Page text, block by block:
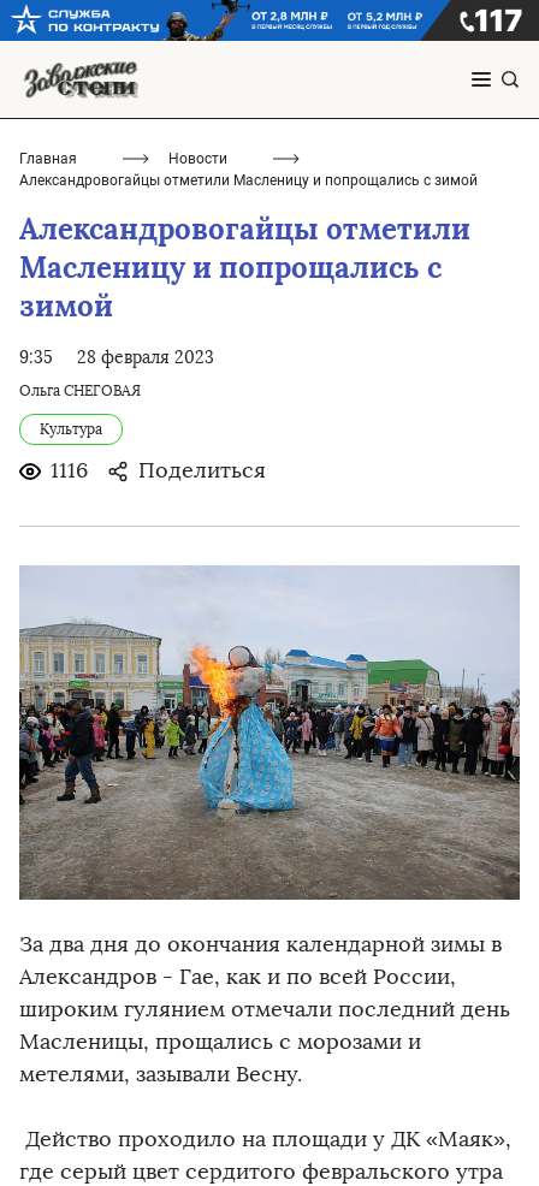
Главная
Новости
Александровогайцы отметили Масленицу и попрощались с зимой
Александровогайцы отметили
Масленицу и попрощались с
зимой
9:35 28 февраля 2023
Ольга СНЕГОВАЯ
Культура
1116 Поделиться
За два дня до окончания календарной зимы в
Александров - Гае, как и по всей России,
широким гулянием отмечали последний день
Масленицы, прощались с морозами и
метелями, зазывали Весну.
Действо проходило на площади у ДК «Маяк»,
где серый цвет сердитого февральского утра